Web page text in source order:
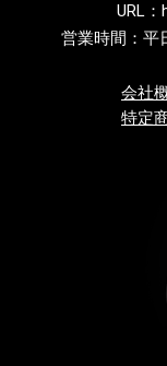
URL
営業時間：平
会社
特定